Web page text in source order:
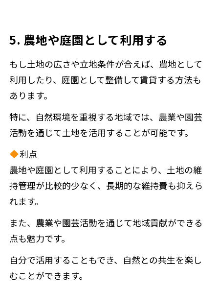
5. 農地や庭園として利用する
もし土地の広さや立地条件が合えば、農地として
利用したり、庭園として整備して賃貸する方法も
あります。
特に、自然環境を重視する地域では、農業や園芸
活動を通じて土地を活用することが可能です。
利点
農地や庭園として利用することにより、土地の維
持管理が比較的少なく、長期的な維持費も抑えら
れます。
また、農業や園芸活動を通じて地域貢献ができる
点も魅力です。
自分で活用することもでき、自然との共生を楽し
むことができます。